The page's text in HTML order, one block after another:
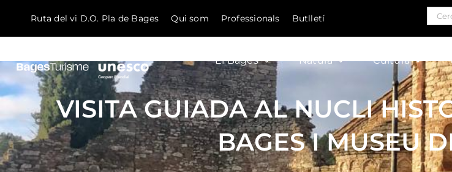
Skip to content
Ruta del vi D.O. Pla de Bages Qui som Professionals Butlletí
El Bages Natura Cultura
VISITA GUIADA AL NUCLI
BAGES I MUSEU